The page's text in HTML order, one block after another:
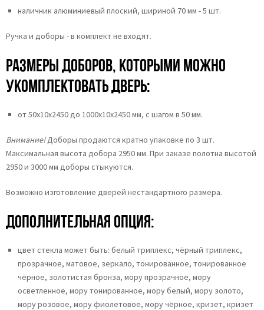
наличник алюминиевый плоский, шириной 70 мм - 5 шт.
Ручка и доборы - в комплект не входят.
Размеры доборов, которыми можно
укомплектовать дверь:
от 50х10х2450 до 1000х10х2450 мм, с шагом в 50 мм.
Внимание!Доборы продаются кратно упаковке по 3 шт.
Максимальная высота добора 2950 мм. При заказе полотна высотой
2950 и 3000 мм доборы стыкуются.
Возможно изготовление дверей нестандартного размера.
Дополнительная опция:
цвет стекла может быть: белый триплекс, чёрный триплекс,
прозрачное, матовое, зеркало, тонированное, тонированное
чёрное, золотистая бронза, мору прозрачное, мору
осветленное, мору тонированное, мору белый, мору золото,
мору розовое, мору фиолетовое, мору чёрное, кризет, кризет